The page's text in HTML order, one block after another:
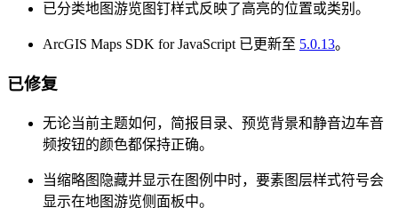
已分类地图游览图钉样式反映了高亮的位置或类别。
ArcGIS Maps SDK for JavaScript 已更新至 5.0.13。
已修复
无论当前主题如何，简报目录、预览背景和静音边车音
频按钮的颜色都保持正确。
当缩略图隐藏并显示在图例中时，要素图层样式符号会
显示在地图游览侧面板中。